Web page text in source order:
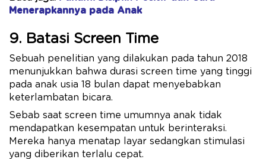
Menerapkannya pada Anak
9. Batasi Screen Time
Sebuah penelitian yang dilakukan pada tahun 2018
menunjukkan bahwa durasi screen time yang tinggi
pada anak usia 18 bulan dapat menyebabkan
keterlambatan bicara.
Sebab saat screen time umumnya anak tidak
mendapatkan kesempatan untuk berinteraksi.
Mereka hanya menatap layar sedangkan stimulasi
yang diberikan terlalu cepat.